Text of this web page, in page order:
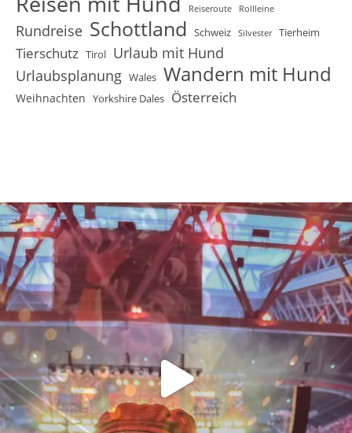
Reiseroute Rollleine
Rundreise Schottland Schweiz Silvester Tierheim
Tierschutz Tirol Urlaub mit Hund
Urlaubsplanung Wales Wandern mit Hund
Weihnachten Yorkshire Dales Österreich